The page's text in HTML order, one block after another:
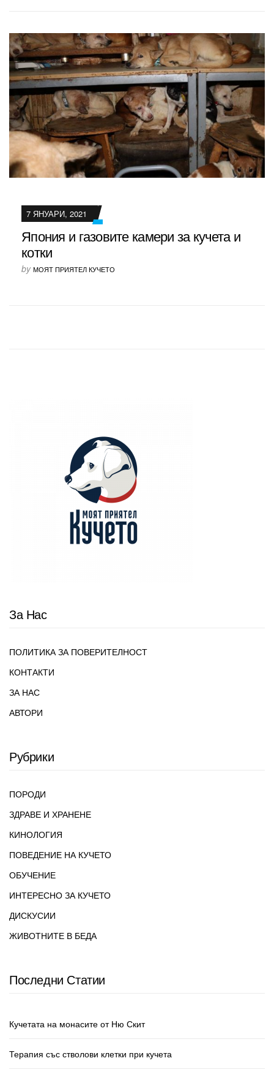
7 ЯНУАРИ, 2021
Япония и газовите камери за кучета и
котки
by МОЯТ ПРИЯТЕЛ КУЧЕТО
За Нас
ПОЛИТИКА ЗА ПОВЕРИТЕЛНОСТ
КОНТАКТИ
ЗА НАС
АВТОРИ
Рубрики
ПОРОДИ
ЗДРАВЕ И ХРАНЕНЕ
КИНОЛОГИЯ
ПОВЕДЕНИЕ НА КУЧЕТО
ОБУЧЕНИЕ
ИНТЕРЕСНО ЗА КУЧЕТО
ДИСКУСИИ
ЖИВОТНИТЕ В БЕДА
Последни Статии
Кучетата на монасите от Ню Скит
Терапия със стволови клетки при кучета